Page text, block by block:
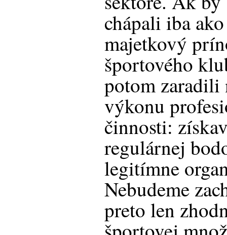
chápali iba
majetkový
športového
potom zaradili
výkonu
činnosti:
regulárnej
legitímne
Nebudeme
preto len